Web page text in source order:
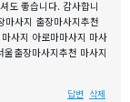
도 좋습니다. 감사합니
사지 출장마사지추천
사지 아로마마사지 마사
출장마사지추천 마사지
답변 삭제